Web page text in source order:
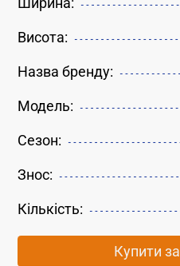
Висота:
Назва бренду:
Модель:
Сезон:
Знос:
Кількість:
Купити за